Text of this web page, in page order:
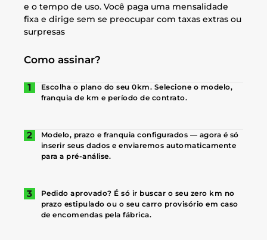
e o tempo de uso. Você paga uma mensalidade
fixa e dirige sem se preocupar com taxas extras ou
surpresas
Como assinar?
Escolha o plano do seu 0km. Selecione o modelo,
franquia de km e período de contrato.
Modelo, prazo e franquia configurados — agora é só
inserir seus dados e enviaremos automaticamente
para a pré-análise.
Pedido aprovado? É só ir buscar o seu zero km no
prazo estipulado ou o seu carro provisório em caso
de encomendas pela fábrica.